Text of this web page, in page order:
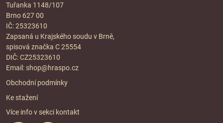
Tuřanka 1148/107
Brno 627 00
IČ: 25323610
Zapsaná u Krajského soudu v Brně,
spisová značka C 25554
DIČ: CZ25323610
Email: shop@hraspo.cz
Obchodní podmínky
Ke stažení
Více info v sekci kontakt